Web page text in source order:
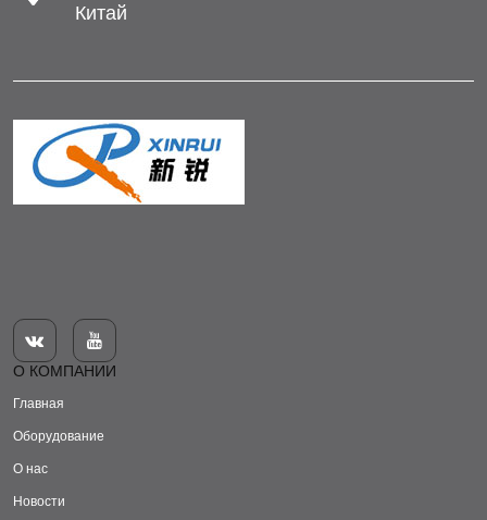
Китай


О КОМПАНИИ
Главная
Оборудование
О нас
Новости